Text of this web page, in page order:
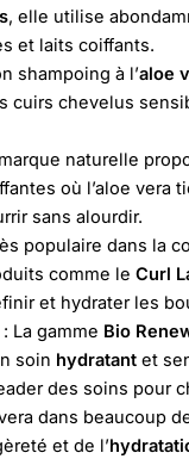
, elle utilise
et laits coiffants.
shampoing à l’aloe
cuirs chevelus
naturelle
où l’aloe vera
sans alourdir.
populaire dans la
comme le Curl
et hydrater les
: La gamme Bio
soin hydratant et
des soins pour
dans beaucoup
et de l’